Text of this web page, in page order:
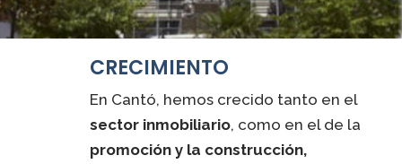
CRECIMIENTO
En Cantó, hemos crecido tanto en el
sector inmobiliario, como en el de la
promoción y la construcción,